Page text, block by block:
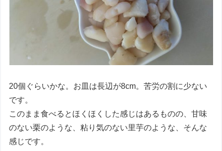
20個ぐらいかな。お皿は長辺が8cm。苦労の割に少ない
です。
このまま食べるとほくほくした感じはあるものの、甘味
のない栗のような、粘り気のない里芋のような、そんな
感じです。